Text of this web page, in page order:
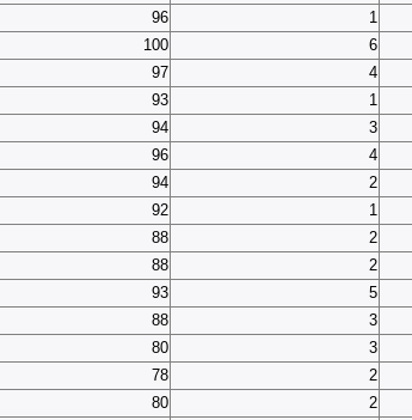
96 1
100 6
97 4
93 1
94 3
96 4
94 2
92 1
88 2
88 2
93 5
88 3
80 3
78 2
80 2